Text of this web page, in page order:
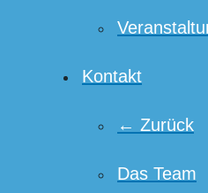
Kontakt
← Zurück
Das Team